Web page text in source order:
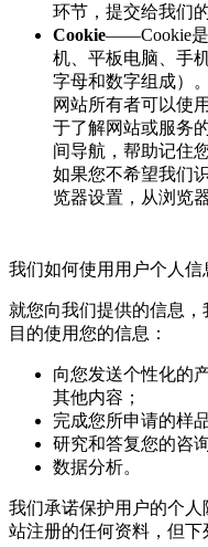
环节，提交给我们
Cookie——Cookie是
机、平板电脑、手
字母和数字组成）
网站所有者可以使
于了解网站或服务
间导航，帮助记住
如果您不希望我们
览器设置，从浏览
我们如何使用用户个人信
就您向我们提供的信息
目的使用您的信息：
向您发送个性化的
其他内容；
完成您所申请的样
研究和答复您的咨询
数据分析。
我们承诺保护用户的个
站注册的任何资料，但下